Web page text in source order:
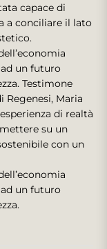
capace di
a conciliare il lato
un futuro
Testimone
Regenesi, Maria
di realtà
su un
con un
un futuro